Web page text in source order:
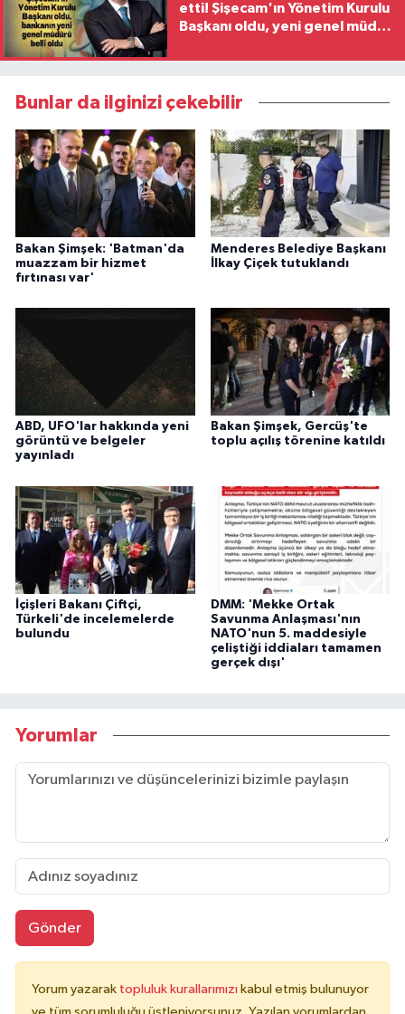
etti! Şişecam'ın Yönetim Kurulu
Başkanı oldu, yeni genel müdür
Bunlar da ilginizi çekebilir
Bakan Şimşek: 'Batman'da
muazzam bir hizmet
fırtınası var'
Menderes Belediye Başkanı
İlkay Çiçek tutuklandı
ABD, UFO'lar hakkında yeni
görüntü ve belgeler
yayınladı
Bakan Şimşek, Gercüş'te
toplu açılış törenine katıldı
İçişleri Bakanı Çiftçi,
Türkeli'de incelemelerde
bulundu
DMM: 'Mekke Ortak
Savunma Anlaşması'nın
NATO'nun 5. maddesiyle
çeliştiği iddiaları tamamen
gerçek dışı'
Yorumlar
Gönder
Yorum yazarak topluluk kurallarımızı kabul etmiş bulunuyor